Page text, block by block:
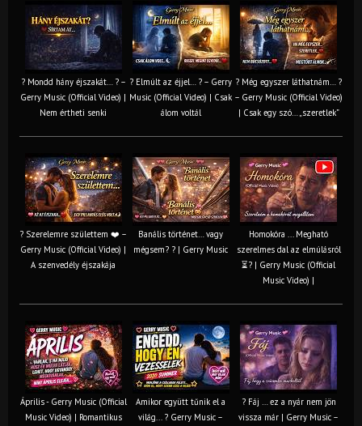
? Mondd hány éjszakát… ? –
Gerry Music (Official Video) |
Nem értheti senki
? Elmúlt az éjjel… ? – Gerry
Music (Official Video) | Csak
álom voltál
? Még egyszer láthatnám… ?
– Gerry Music (Official Video)
| Csak egy szó… „szeretlek”
? Szerelemre születtem ❤️ –
Gerry Music (Official Video) |
A szenvedély éjszakája
Banális történet… vagy
mégsem? ? | Gerry Music
Homokóra ... Megható
szerelmes dal az elmúlásról
⏳? | Gerry Music (Official
Music Video) |
Április - Gerry Music (Official
Music Video) | Romantikus
Amikor együtt tűnik el a
világ... ? Gerry Music –
? Fáj … ez a nyár nem jön
vissza már | Gerry Music –